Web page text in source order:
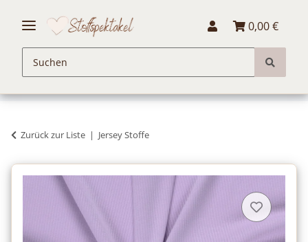
0,00 €
Zurück zur Liste Jersey Stoffe